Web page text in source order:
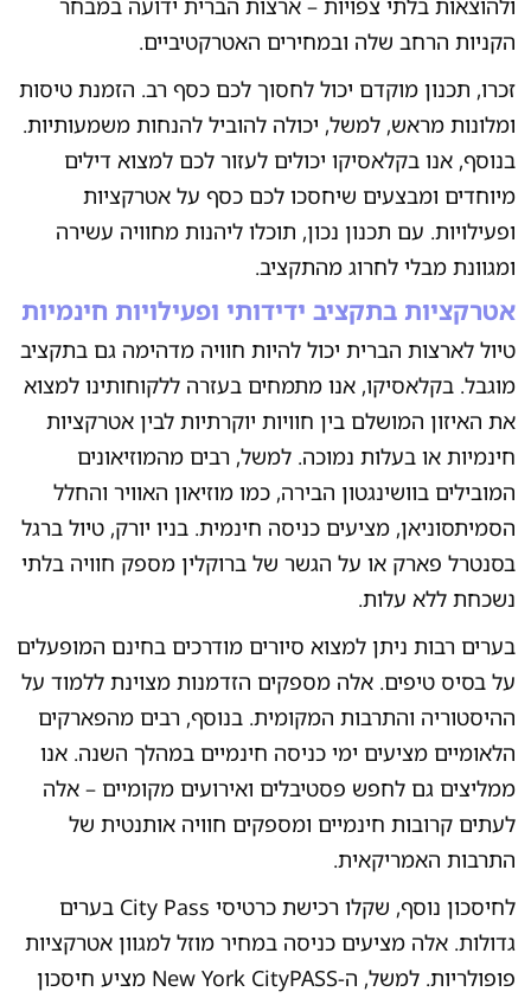
ולהוצאות בלתי צפויות – ארצות הברית ידועה במבחר
הקניות הרחב שלה ובמחירים האטרקטיביים.
זכרו, תכנון מוקדם יכול לחסוך לכם כסף רב. הזמנת טיסות
ומלונות מראש, למשל, יכולה להוביל להנחות משמעותיות.
בנוסף, אנו בקלאסיקו יכולים לעזור לכם למצוא דילים
מיוחדים ומבצעים שיחסכו לכם כסף על אטרקציות
ופעילויות. עם תכנון נכון, תוכלו ליהנות מחוויה עשירה
ומגוונת מבלי לחרוג מהתקציב.
אטרקציות בתקציב ידידותי ופעילויות חינמיות
טיול לארצות הברית יכול להיות חוויה מדהימה גם בתקציב
מוגבל. בקלאסיקו, אנו מתמחים בעזרה ללקוחותינו למצוא
את האיזון המושלם בין חוויות יוקרתיות לבין אטרקציות
חינמיות או בעלות נמוכה. למשל, רבים מהמוזיאונים
המובילים בוושינגטון הבירה, כמו מוזיאון האוויר והחלל
הסמיתסוניאן, מציעים כניסה חינמית. בניו יורק, טיול ברגל
בסנטרל פארק או על הגשר של ברוקלין מספק חוויה בלתי
נשכחת ללא עלות.
בערים רבות ניתן למצוא סיורים מודרכים בחינם המופעלים
על בסיס טיפים. אלה מספקים הזדמנות מצוינת ללמוד על
ההיסטוריה והתרבות המקומית. בנוסף, רבים מהפארקים
הלאומיים מציעים ימי כניסה חינמיים במהלך השנה. אנו
ממליצים גם לחפש פסטיבלים ואירועים מקומיים – אלה
לעתים קרובות חינמיים ומספקים חוויה אותנטית של
התרבות האמריקאית.
לחיסכון נוסף, שקלו רכישת כרטיסי City Pass בערים
גדולות. אלה מציעים כניסה במחיר מוזל למגוון אטרקציות
פופולריות. למשל, ה-New York CityPASS מציע חיסכון